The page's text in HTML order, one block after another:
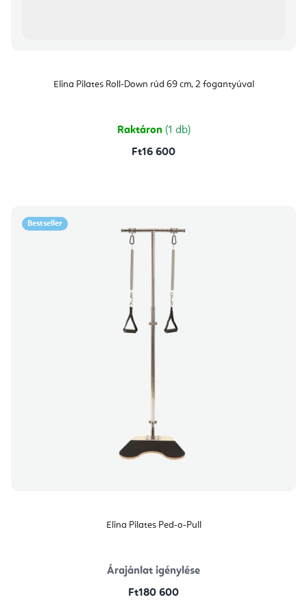
Elina Pilates Roll-Down rúd 69 cm, 2 fogantyúval
Raktáron (1 db)
Ft16 600
Bestseller
Elina Pilates Ped-o-Pull
Árajánlat igénylése
Ft180 600